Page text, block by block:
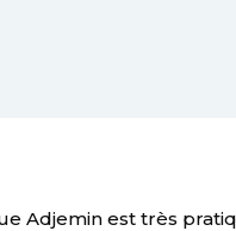
Adjemin est très